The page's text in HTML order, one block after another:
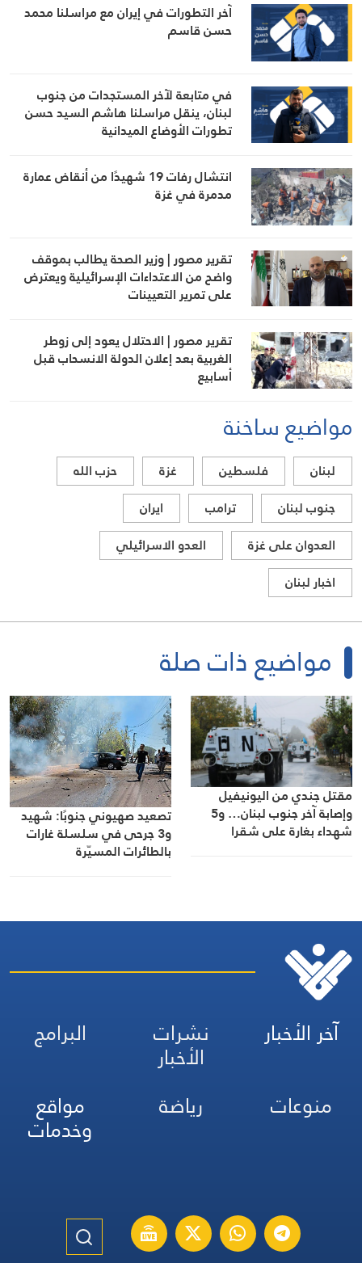
آخر التطورات في إيران مع مراسلنا محمد
حسن قاسم
في متابعة لآخر المستجدات من جنوب
لبنان، ينقل مراسلنا هاشم السيد حسن
تطورات الأوضاع الميدانية
انتشال رفات 19 شهيدًا من أنقاض عمارة
مدمرة في غزة
تقرير مصور | وزير الصحة يطالب بموقف
واضح من الاعتداءات الإسرائيلية ويعترض
على تمرير التعيينات
تقرير مصور | الاحتلال يعود إلى زوطر
الغربية بعد إعلان الدولة الانسحاب قبل
أسابيع
مواضيع ساخنة
لبنان فلسطين غزة
حزب الله
جنوب لبنان
ترامب
ايران
العدوان على غزة
العدو الاسرائيلي
اخبار لبنان
مواضيع ذات صلة
مقتل جندي من اليونيفيل
وإصابة آخر جنوب لبنان… و5
شهداء بغارة على شقرا
تصعيد صهيوني جنوبًا: شهيد
و3 جرحى في سلسلة غارات
بالطائرات المسيّرة
آخر الأخبار نشرات
الأخبار
البرامج
منوعات
رياضة مواقع
وخدمات